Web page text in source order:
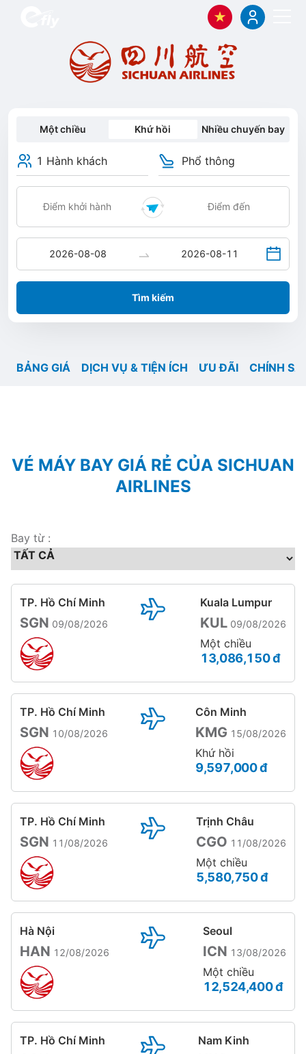
Một chiều Khứ hồi Nhiều chuyến bay
1 Hành khách Phổ thông
Tìm kiếm
BẢNG GIÁ DỊCH VỤ & TIỆN ÍCH ƯU ĐÃI CHÍNH
VÉ MÁY BAY GIÁ RẺ CỦA SICHUAN
AIRLINES
Bay từ :
TP. Hồ Chí Minh
SGN 09/08/2026
Kuala Lumpur
KUL 09/08/2026
Một chiều
13,086,150 đ
TP. Hồ Chí Minh
SGN 10/08/2026
Côn Minh
KMG 15/08/2026
Khứ hồi
9,597,000 đ
TP. Hồ Chí Minh
SGN 11/08/2026
Trịnh Châu
CGO 11/08/2026
Một chiều
5,580,750 đ
Hà Nội
HAN 12/08/2026
Seoul
ICN 13/08/2026
Một chiều
12,524,400 đ
TP. Hồ Chí Minh Nam Kinh